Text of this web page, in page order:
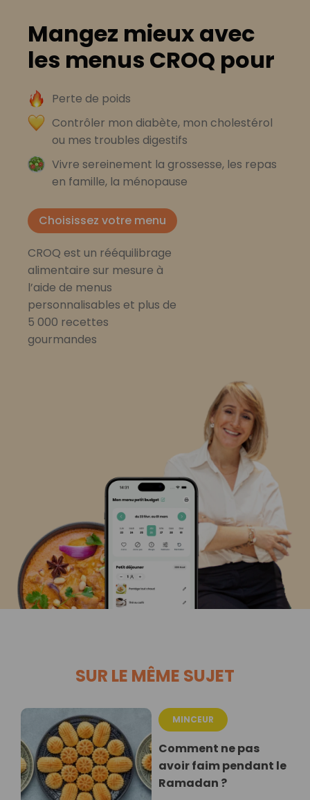
Mangez mieux avec
les menus CROQ pour
Perte de poids
Contrôler mon diabète, mon cholestérol
ou mes troubles digestifs
Vivre sereinement la grossesse, les repas
en famille, la ménopause
Choisissez votre menu
CROQ est un rééquilibrage
alimentaire sur mesure à
l’aide de menus
personnalisables et plus de
5 000 recettes
gourmandes
SUR LE MÊME SUJET
MINCEUR
Comment ne pas
avoir faim pendant le
Ramadan ?